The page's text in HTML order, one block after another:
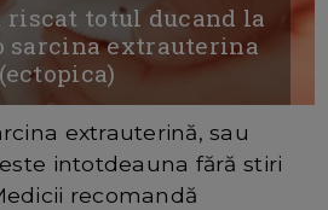
riscat totul ducand la
sarcina extrauterina
(ectopica)
extrauterină, sau
intotdeauna fără stiri
recomandă